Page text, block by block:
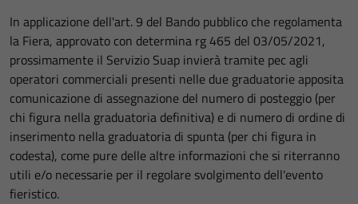
In applicazione dell'art. 9 del Bando pubblico che regolamenta
la Fiera, approvato con determina rg 465 del 03/05/2021,
prossimamente il Servizio Suap invierà tramite pec agli
operatori commerciali presenti nelle due graduatorie apposita
comunicazione di assegnazione del numero di posteggio (per
chi figura nella graduatoria definitiva) e di numero di ordine di
inserimento nella graduatoria di spunta (per chi figura in
codesta), come pure delle altre informazioni che si riterranno
utili e/o necessarie per il regolare svolgimento dell'evento
fieristico.